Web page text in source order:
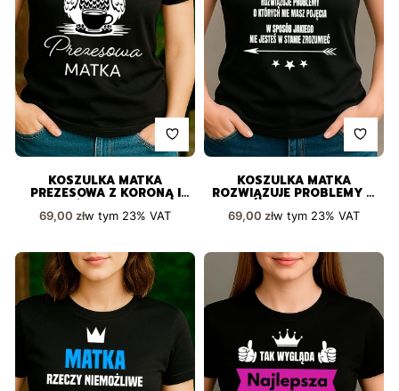
KOSZULKA MATKA
PREZESOWA Z KORONĄ I
FILIŻANKĄ KAWY
STYLOWY NADRUK
Cena brutto
69,00 złw tym 23%VAT
KOSZULKA MATKA
ROZWIĄZUJE PROBLEMY O
KTÓRYCH NIE MASZ
POJĘCIA
Cena brutto
69,00 złw tym 23% VAT